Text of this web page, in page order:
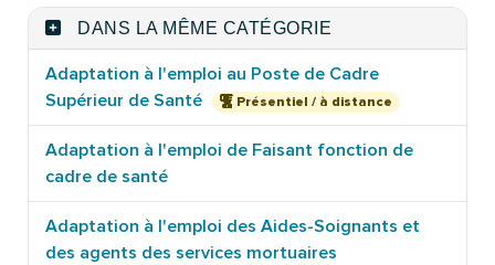
DANS LA MÊME CATÉGORIE
Adaptation à l'emploi au Poste de Cadre
Supérieur de Santé
Présentiel / à distance
Adaptation à l'emploi de Faisant fonction de
cadre de santé
Adaptation à l'emploi des Aides-Soignants et
des agents des services mortuaires